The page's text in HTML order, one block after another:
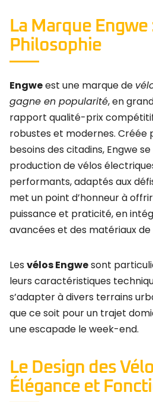
La Marque
Philosophie
Engweest une marque de
gagne en popularité, en
rapport qualité-prix
robustes et modernes. Créée
besoins des citadins, Engwe
production de vélos
performants, adaptés aux
met un point d’honneur à
puissance et praticité, en
avancées et des matériaux de
Les vélos Engwesont
leurs caractéristiques
s’adapter à divers terrains
que ce soit pour un trajet
une escapade le week-end.
Le Design des
Élégance et